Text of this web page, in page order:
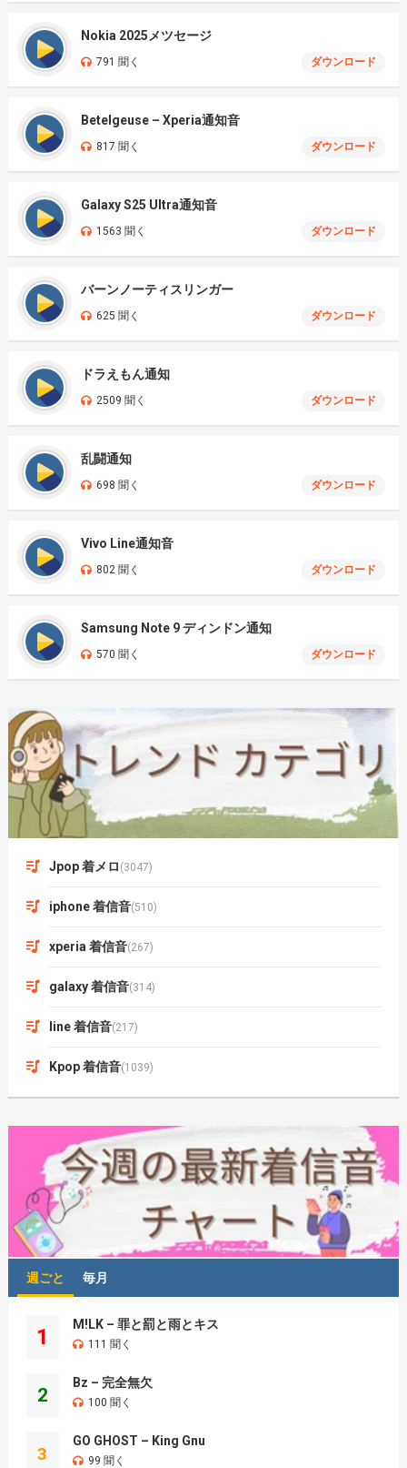
Nokia 2025メツセージ
791 聞く ダウンロード
Betelgeuse – Xperia通知音
817 聞く ダウンロード
Galaxy S25 Ultra通知音
1563 聞く ダウンロード
バーンノーティスリンガー
625 聞く ダウンロード
ドラえもん通知
2509 聞く ダウンロード
乱闘通知
698 聞く ダウンロード
Vivo Line通知音
802 聞く ダウンロード
Samsung Note 9 ディンドン通知
570 聞く ダウンロード
Jpop 着メロ (3047)
iphone 着信音(510)
xperia 着信音(267)
galaxy 着信音(314)
line 着信音(217)
Kpop 着信音(1039)
週ごと 毎月
1
M!LK – 罪と罰と雨とキス
111 聞く
2
Bz – 完全無欠
100 聞く
3
GO GHOST – King Gnu
99 聞く